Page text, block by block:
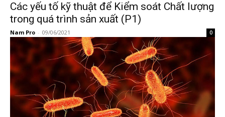
Các yếu tố kỹ thuật để Kiểm soát Chất lượng
trong quá trình sản xuất (P1)
Nam Pro - 09/06/2021 0